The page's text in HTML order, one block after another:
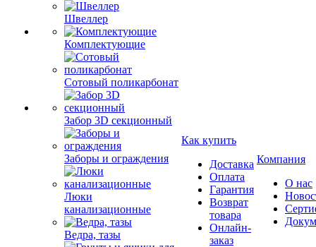
Швеллер
Комплектующие
Сотовый поликарбонат
Забор 3D секционный
Заборы и ограждения
Люки
канализационные
Ведра, тазы
Как купить
Доставка
Оплата
Гарантия
Возврат
товара
Онлайн-
заказ
Компания
О нас